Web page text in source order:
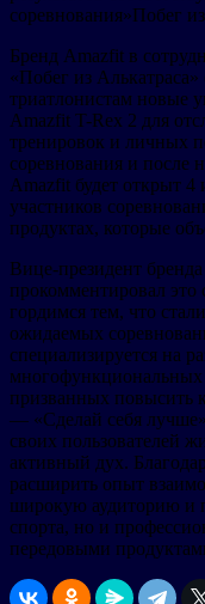
соревнования»Побег
Бренд Amazfit в
«Побег из
триатлонистам новые
Amazfit T-Rex 2 для
тренировок и личных
соревнования и после
Amazfit будет открыт
участников
продуктах, которые
Вице-президент
прокомментировал
гордимся тем, что
ожидаемых
специализируется на
многофункциональных
призванных повысить
— «Сделай себя
своих пользователей
активный дух.
расширить опыт
широкую аудиторию и
спорта, но и
передовыми